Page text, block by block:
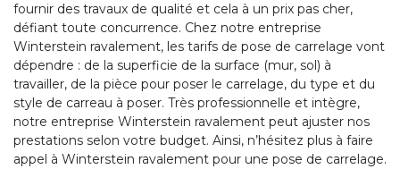
fournir des travaux de qualité et cela à un prix pas cher,
défiant toute concurrence. Chez notre entreprise
Winterstein ravalement, les tarifs de pose de carrelage vont
dépendre : de la superficie de la surface (mur, sol) à
travailler, de la pièce pour poser le carrelage, du type et du
style de carreau à poser. Très professionnelle et intègre,
notre entreprise Winterstein ravalement peut ajuster nos
prestations selon votre budget. Ainsi, n’hésitez plus à faire
appel à Winterstein ravalement pour une pose de carrelage.